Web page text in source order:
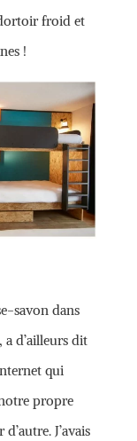
froid et
!
savon dans
d’ailleurs dit
qui
propre
J’avais